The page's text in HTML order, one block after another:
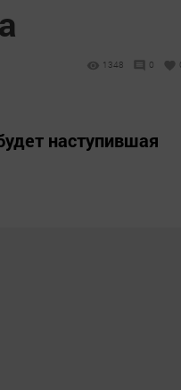
1348 0
наступившая